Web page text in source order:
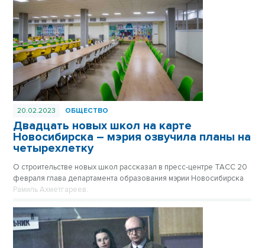
20.02.2023 ОБЩЕСТВО
Двадцать новых школ на карте
Новосибирска – мэрия озвучила планы на
четырехлетку
О строительстве новых школ рассказал в пресс-центре ТАСС 20
февраля глава департамента образования мэрии Новосибирска
Рамиль Ахметгареев.